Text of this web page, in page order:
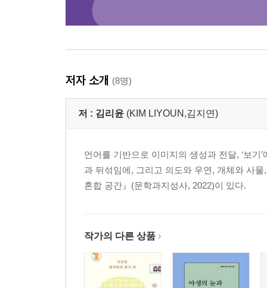
저자 소개 (8명)
저 : 김리윤 (KIM LIYOUN,김지연)
언어를 기반으로 이미지의 생성과 전달, ‘보
과 뒤섞임에, 그리고 의도와 우연, 개체와 사
혼합 공간』(문학과지성사, 2022)이 있다.
작가의 다른 상품